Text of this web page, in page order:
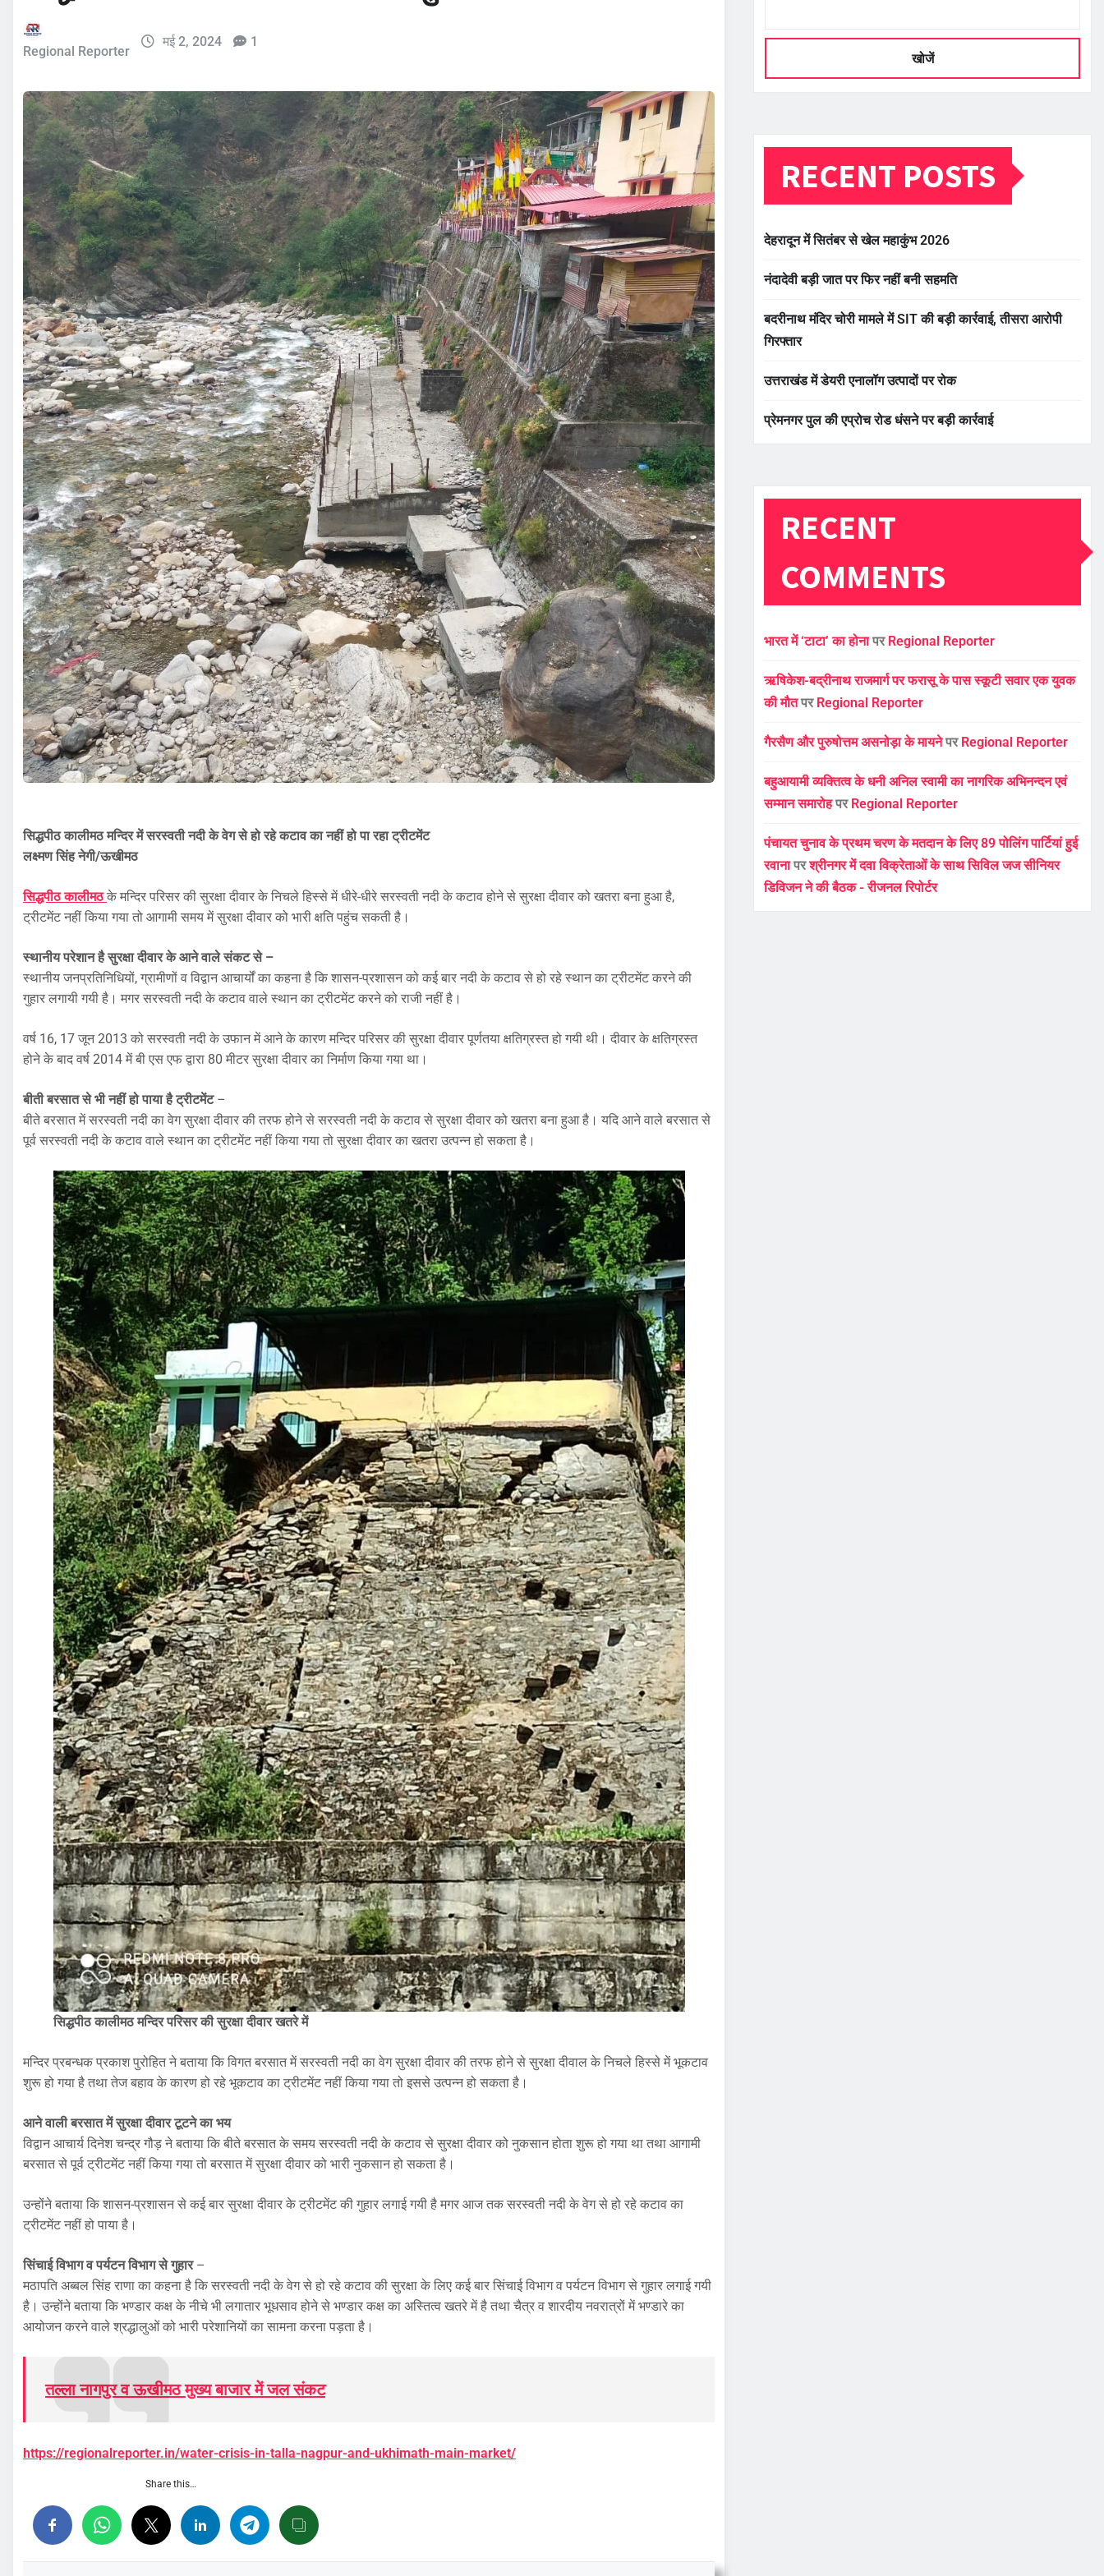
Regional Reporter
मई 2, 2024 1
सिद्धपीठ कालीमठ मन्दिर में सरस्वती नदी के वेग से हो रहे कटाव कानहींहो पा रहा ट्रीटमेंट
लक्ष्मण सिंह नेगी/ऊखीमठ
सिद्धपीठ कालीमठके मन्दिर परिसर की सुरक्षा दीवार के निचले हिस्से में धीरे-धीरे सरस्वती नदी के कटाव होने से सुरक्षा दीवार को खतरा बना हुआ है,
ट्रीटमेंट नहीं किया गया तो आगामी समय में सुरक्षा दीवार को भारी क्षति पहुंच सकती है।
स्थानीयपरेशान हैसुरक्षा दीवार के आने वाले संकट से –
स्थानीय जनप्रतिनिधियों, ग्रामीणों व विद्वान आचार्यों का कहना है कि शासन-प्रशासन को कई बार नदी के कटाव से हो रहे स्थान का ट्रीटमेंट करने की
गुहार लगायी गयी है। मगर सरस्वती नदी के कटाव वाले स्थान का ट्रीटमेंट करने को राजी नहीं है।
वर्ष 16, 17 जून 2013 को सरस्वती नदी के उफान में आने के कारण मन्दिर परिसर की सुरक्षा दीवार पूर्णतया क्षतिग्रस्त हो गयी थी। दीवार के क्षतिग्रस्त
होने के बाद वर्ष 2014 में बी एस एफ द्वारा 80 मीटर सुरक्षा दीवार का निर्माण किया गया था।
बीती बरसात से भी नहीं हो पाया है ट्रीटमेंट–
बीते बरसात में सरस्वती नदी का वेग सुरक्षा दीवार की तरफ होने से सरस्वती नदी के कटाव से सुरक्षा दीवार को खतरा बना हुआ है। यदि आने वाले बरसात से
पूर्व सरस्वती नदी के कटाव वाले स्थान का ट्रीटमेंट नहीं किया गया तो सुरक्षा दीवार का खतरा उत्पन्न हो सकता है।
सिद्धपीठ कालीमठ मन्दिर परिसर की सुरक्षा दीवार खतरे में
मन्दिर प्रबन्धक प्रकाश पुरोहित ने बताया कि विगत बरसात में सरस्वती नदी का वेग सुरक्षा दीवार की तरफ होने से सुरक्षा दीवाल के निचले हिस्से में भूकटाव
शुरू हो गया है तथा तेज बहाव के कारण हो रहे भूकटाव का ट्रीटमेंट नहीं किया गया तो इससे उत्पन्न हो सकता है।
आने वाली बरसात में सुरक्षा दीवार टूटने का भय
विद्वान आचार्य दिनेश चन्द्र गौड़ ने बताया कि बीते बरसात के समय सरस्वती नदी के कटाव से सुरक्षा दीवार को नुकसान होता शुरू हो गया था तथा आगामी
बरसात से पूर्व ट्रीटमेंट नहीं किया गया तो बरसात में सुरक्षा दीवार को भारी नुकसान हो सकता है।
उन्होंने बताया कि शासन-प्रशासन से कई बार सुरक्षा दीवार के ट्रीटमेंट की गुहार लगाई गयी है मगर आज तक सरस्वती नदी के वेग से हो रहे कटाव का
ट्रीटमेंट नहीं हो पाया है।
सिंचाई विभाग व पर्यटन विभाग से गुहार –
मठापति अब्बल सिंह राणा का कहना है कि सरस्वती नदी के वेग से हो रहे कटाव की सुरक्षा के लिए कई बार सिंचाई विभाग व पर्यटन विभाग से गुहार लगाई गयी
है। उन्होंने बताया कि भण्डार कक्ष के नीचे भी लगातार भूधसाव होने से भण्डार कक्ष का अस्तित्व खतरे में है तथा चैत्र व शारदीय नवरात्रों में भण्डारे का
आयोजन करने वाले श्रद्धालुओं को भारी परेशानियों का सामना करना पड़ता है।
तल्ला नागपुर व ऊखीमठ मुख्य बाजार में जल संकट
https://regionalreporter.in/water-crisis-in-talla-nagpur-and-ukhimath-main-market/
Share this…
खोजें
RECENT POSTS
देहरादून में सितंबर से खेल महाकुंभ 2026
नंदादेवी बड़ी जात पर फिर नहीं बनी सहमति
बदरीनाथ मंदिर चोरी मामले में SIT की बड़ी कार्रवाई, तीसरा आरोपी
गिरफ्तार
उत्तराखंड में डेयरी एनालॉग उत्पादों पर रोक
प्रेमनगर पुल की एप्रोच रोड धंसने पर बड़ी कार्रवाई
RECENT
COMMENTS
भारत में ‘टाटा’ का होनापर Regional Reporter
ऋषिकेश-बद्रीनाथ राजमार्ग पर फरासू के पास स्कूटी सवार एक युवक
की मौतपर Regional Reporter
गैरसैण और पुरुषोत्तम असनोड़ा के मायनेपर Regional Reporter
बहुआयामी व्यक्तित्व के धनी अनिल स्वामी का नागरिक अभिनन्दन एवं
सम्मान समारोहपर Regional Reporter
पंचायत चुनाव के प्रथम चरण के मतदान के लिए 89 पोलिंग पार्टियां हुई
रवानापरश्रीनगर में दवा विक्रेताओं के साथ सिविल जज सीनियर
डिविजन ने की बैठक - रीजनल रिपोर्टर